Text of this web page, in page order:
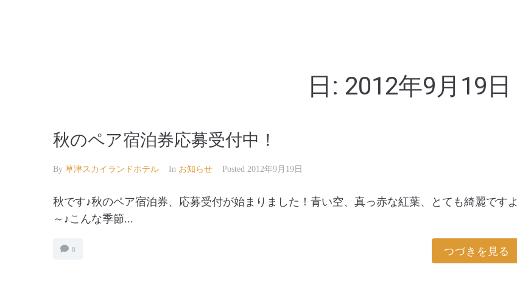
日: 2012年9月19日
秋のペア宿泊券応募受付中！
By 草津スカイランドホテル In お知らせ Posted 2012年9月19日
秋です♪秋のペア宿泊券、応募受付が始まりました！青い空、真っ赤な紅葉、とても綺麗ですよ
～♪こんな季節...
8 つづきを見る